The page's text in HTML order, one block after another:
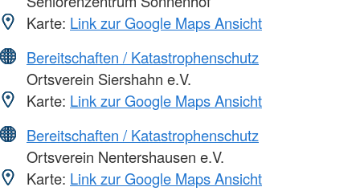
Karte: Link zur Google Maps Ansicht
Bereitschaften / Katastrophenschutz
Ortsverein Siershahn e.V.
Karte: Link zur Google Maps Ansicht
Bereitschaften / Katastrophenschutz
Ortsverein Nentershausen e.V.
Karte: Link zur Google Maps Ansicht